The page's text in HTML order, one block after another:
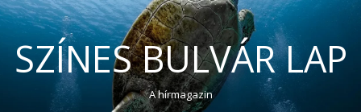
SZÍNES BULVÁR LAP
A hírmagazin